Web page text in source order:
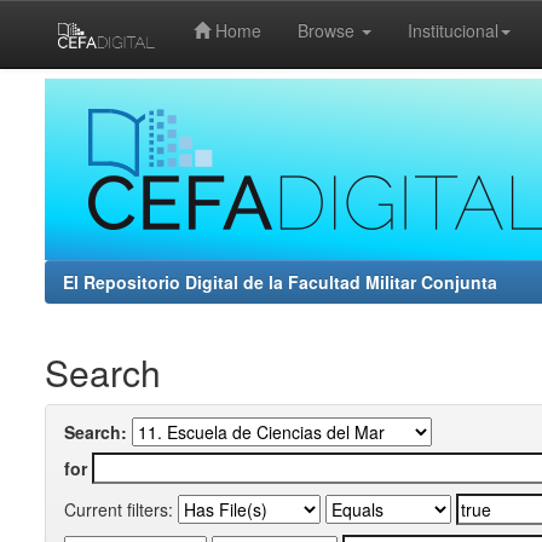
Home Browse Institucional
El Repositorio Digital de la Facultad Militar Conjunta
Search
Search:
for
Current filters: